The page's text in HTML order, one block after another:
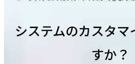
システムのカスタマ
すか？